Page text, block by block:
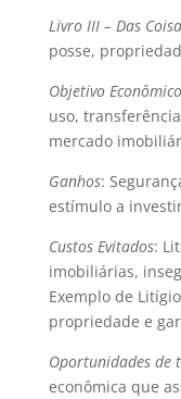
Livro III – Das
posse,
Objetivo Econômico
uso,
mercado
Ganhos:
estímulo a
Custos Evitados:
imobiliárias,
Exemplo de
propriedade e
Oportunidades de
econômica que